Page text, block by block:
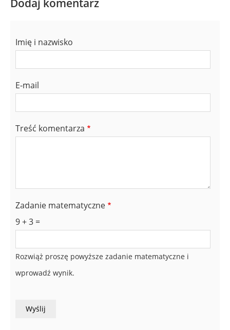
Dodaj komentarz
Imię i nazwisko
E-mail
Treść komentarza
Zadanie matematyczne
9 + 3 =
Rozwiąż proszę powyższe zadanie matematyczne i
wprowadź wynik.